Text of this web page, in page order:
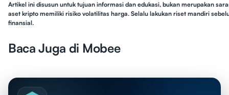
Artikel ini disusun untuk tujuan informasi dan edukasi, bukan merupakan
aset kripto memiliki risiko volatilitas harga. Selalu lakukan riset mandiri
finansial.
Baca Juga di Mobee